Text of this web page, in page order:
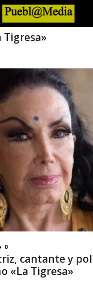
Tigresa»
0
cantante y
«La Tigresa»